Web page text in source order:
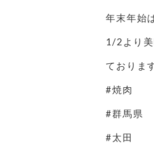
年末年始
1/2より
ておりま
#焼肉
#群馬県
#太田